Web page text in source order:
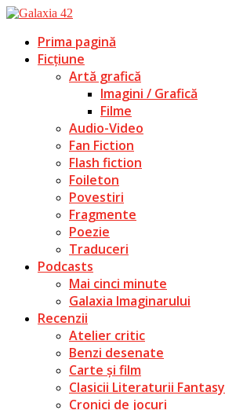
Prima pagină
Ficțiune
Artă grafică
Imagini / Grafică
Filme
Audio-Video
Fan Fiction
Flash fiction
Foileton
Povestiri
Fragmente
Poezie
Traduceri
Podcasts
Mai cinci minute
Galaxia Imaginarului
Recenzii
Atelier critic
Benzi desenate
Carte și film
Clasicii Literaturii Fantasy
Cronici de jocuri